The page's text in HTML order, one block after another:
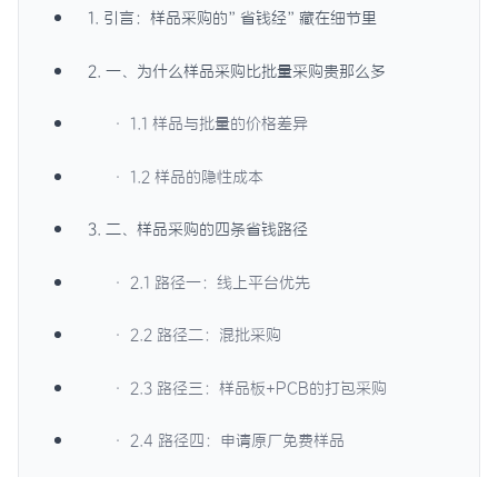
1. 引言：样品采购的”省钱经”藏在细节里
2. 一、为什么样品采购比批量采购贵那么多
· 1.1 样品与批量的价格差异
· 1.2 样品的隐性成本
3. 二、样品采购的四条省钱路径
· 2.1 路径一：线上平台优先
· 2.2 路径二：混批采购
· 2.3 路径三：样品板+PCB的打包采购
· 2.4 路径四：申请原厂免费样品